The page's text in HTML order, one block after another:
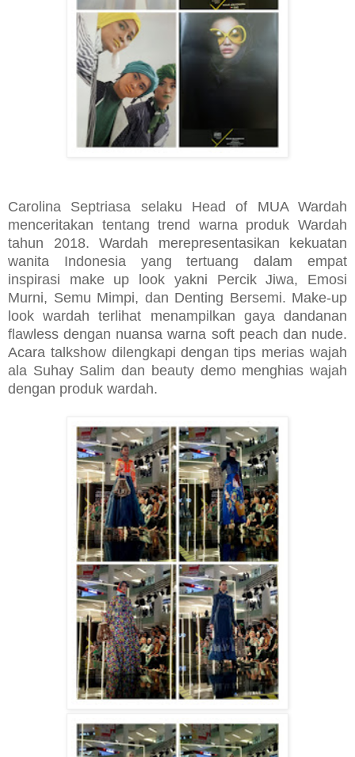
Carolina Septriasa selaku Head of MUA Wardah
menceritakan tentang trend warna produk Wardah
tahun 2018. Wardah merepresentasikan kekuatan
wanita Indonesia yang tertuang dalam empat
inspirasi make up look yakni Percik Jiwa, Emosi
Murni, Semu Mimpi, dan Denting Bersemi. Make-up
look wardah terlihat menampilkan gaya dandanan
flawless dengan nuansa warna soft peach dan nude.
Acara talkshow dilengkapi dengan tips merias wajah
ala Suhay Salim dan beauty demo menghias wajah
dengan produk wardah.